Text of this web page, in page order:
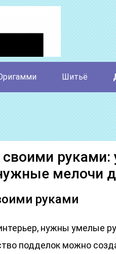
Шитьё
своими руками:
мелочи
руками
нужны умелые
подделок можно